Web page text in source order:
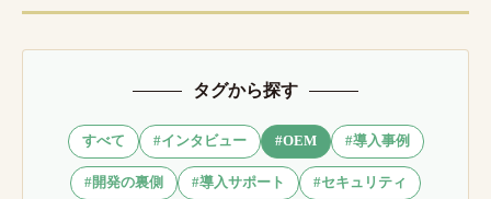
タグから探す
すべて #インタビュー #OEM #導入事例
#開発の裏側 #導入サポート #セキュリティ